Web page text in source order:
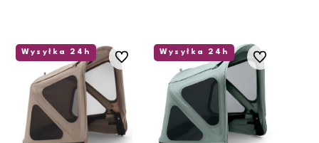
Wysyłka 24h
Do ulubionych
Wysyłka 24h
Do ulubionych